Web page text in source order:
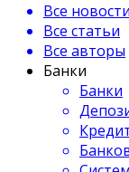
Все новости
Все статьи
Все авторы
Банки
Банки